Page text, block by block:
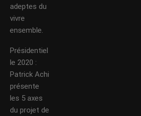
adeptes du
vivre
ensemble.
Présidentiel
le 2020 :
Patrick Achi
présente
les 5 axes
du projet de